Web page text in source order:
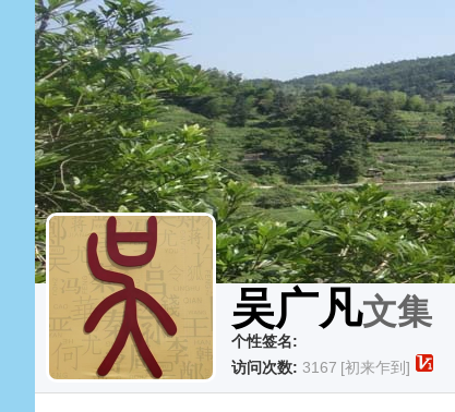
吴广凡文集
个性签名:
访问次数: 3167 [初来乍到]